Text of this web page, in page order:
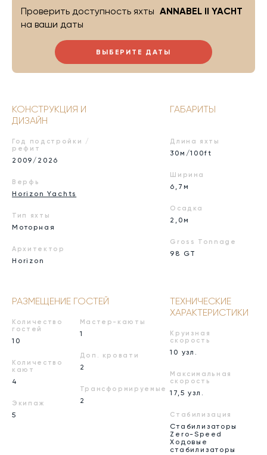
ВЫБЕРИТЕ ДАТЫ
Проверить доступность яхты ANNABEL II YACHT
на ваши даты
КОНСТРУКЦИЯ И
ДИЗАЙН
Год подстройки /
рефит
2009/2026
Верфь
Horizon Yachts
Тип яхты
Моторная
Архитектор
Horizon
ГАБАРИТЫ
Длина яхты
30м/100ft
Ширина
6,7м
Осадка
2,0м
Gross Tonnage
98 GT
РАЗМЕЩЕНИЕ ГОСТЕЙ
Количество
гостей
10
Количество
кают
4
Экипаж
5
Мастер-каюты
1
Доп. кровати
2
Трансформируемые
2
ТЕХНИЧЕСКИЕ
ХАРАКТЕРИСТИКИ
Круизная
скорость
10 узл.
Максимальная
скорость
17,5 узл.
Стабилизация
Стабилизаторы
Zero-Speed
Ходовые
стабилизаторы